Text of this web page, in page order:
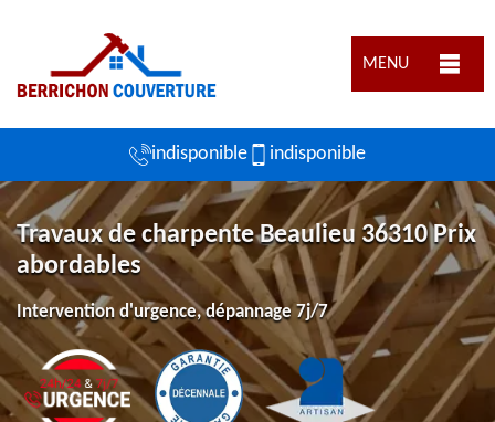
MENU
indisponible indisponible
Travaux de charpente Beaulieu 36310 Prix
abordables
Intervention d'urgence, dépannage 7j/7